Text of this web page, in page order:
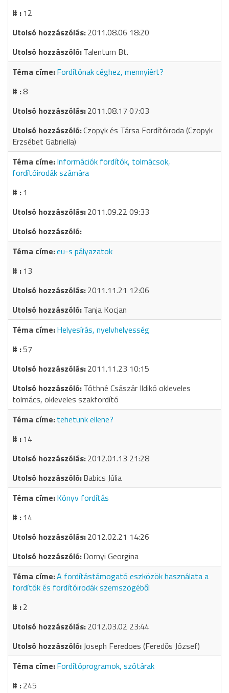
12
2011.08.06 18:20
Talentum Bt.
Fordítónak céghez, mennyiért?
8
2011.08.17 07:03
Czopyk és Társa Fordítóiroda (Czopyk
Erzsébet Gabriella)
Információk fordítók, tolmácsok,
fordítóirodák számára
1
2011.09.22 09:33
eu-s pályazatok
13
2011.11.21 12:06
Tanja Kocjan
Helyesírás, nyelvhelyesség
57
2011.11.23 10:15
Tóthné Császár Ildikó okleveles
tolmács, okleveles szakfordító
tehetünk ellene?
14
2012.01.13 21:28
Babics Júlia
Könyv fordítás
14
2012.02.21 14:26
Dornyi Georgina
A fordítástámogató eszközök használata a
fordítók és fordítóirodák szemszögéből
2
2012.03.02 23:44
Joseph Feredoes (Feredős József)
Fordítóprogramok, szótárak
245